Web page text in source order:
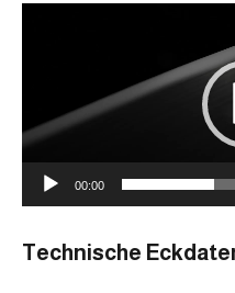
e
o
-
P
00:00
Technische